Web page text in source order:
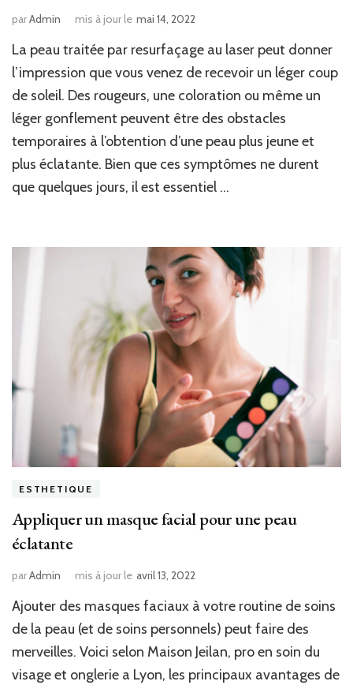
parAdmin mis à jour le mai 14, 2022
La peau traitée par resurfaçage au laser peut donner
l’impression que vous venez de recevoir un léger coup
de soleil. Des rougeurs, une coloration ou même un
léger gonflement peuvent être des obstacles
temporaires à l’obtention d’une peau plus jeune et
plus éclatante. Bien que ces symptômes ne durent
que quelques jours, il est essentiel …
ESTHETIQUE
Appliquer un masque facial pour une peau
éclatante
parAdmin mis à jour le avril 13, 2022
Ajouter des masques faciaux à votre routine de soins
de la peau (et de soins personnels) peut faire des
merveilles. Voici selon Maison Jeilan, pro en soin du
visage et onglerie a Lyon, les principaux avantages de